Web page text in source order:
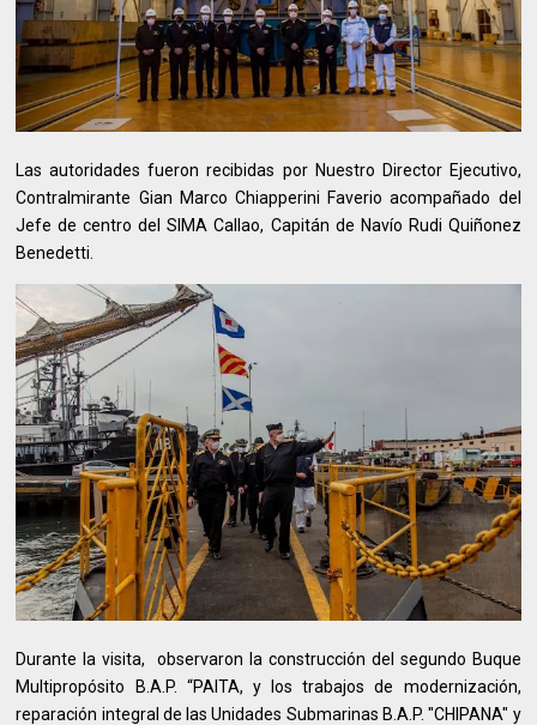
Las autoridades fueron recibidas por Nuestro Director Ejecutivo,
Contralmirante Gian Marco Chiapperini Faverio acompañado del
Jefe de centro del SIMA Callao, Capitán de Navío Rudi Quiñonez
Benedetti.
Durante la visita, observaron la construcción del segundo Buque
Multipropósito B.A.P. “PAITA, y los trabajos de modernización,
reparación integral de las Unidades Submarinas B.A.P. "CHIPANA" y